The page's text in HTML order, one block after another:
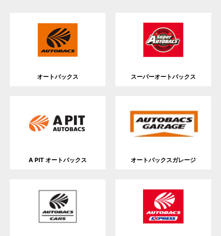
オートバックス スーパーオートバックス
A PIT オートバックス オートバックスガレージ